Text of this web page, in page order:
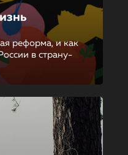
реформа, и как
в страну-